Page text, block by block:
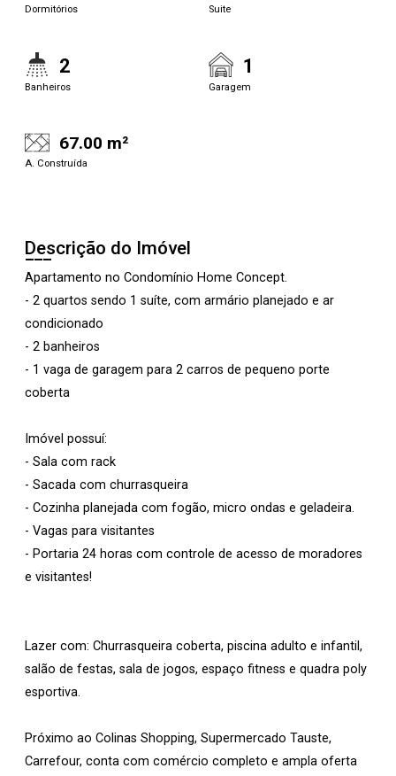
Dormitórios Suite
2
Banheiros
1
Garagem
67.00 m²
A. Construída
Descrição do Imóvel
Apartamento no Condomínio Home Concept.
- 2 quartos sendo 1 suíte, com armário planejado e ar
condicionado
- 2 banheiros
- 1 vaga de garagem para 2 carros de pequeno porte
coberta
Imóvel possuí:
- Sala com rack
- Sacada com churrasqueira
- Cozinha planejada com fogão, micro ondas e geladeira.
- Vagas para visitantes
- Portaria 24 horas com controle de acesso de moradores
e visitantes!
Lazer com: Churrasqueira coberta, piscina adulto e infantil,
salão de festas, sala de jogos, espaço fitness e quadra poly
esportiva.
Próximo ao Colinas Shopping, Supermercado Tauste,
Carrefour, conta com comércio completo e ampla oferta